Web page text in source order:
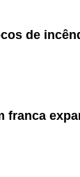
de
franca